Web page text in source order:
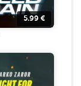
5.99 €